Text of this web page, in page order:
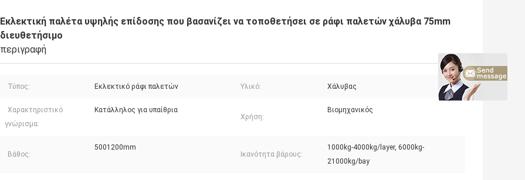
Εκλεκτική παλέτα υψηλής επίδοσης που βασανίζει να τοποθετήσει σε ράφι παλετών χάλυβα 75mm
διευθετήσιμο
περιγραφή
Τύπος: Εκλεκτικό ράφι παλετών Υλικό: Χάλυβας
Χαρακτηριστικό
γνώρισμα:
Κατάλληλος για υπαίθρια
Χρήση:
Βιομηχανικός
Βάθος:
5001200mm
Ικανότητα βάρους:
1000kg-4000kg/layer, 6000kg-
21000kg/bay